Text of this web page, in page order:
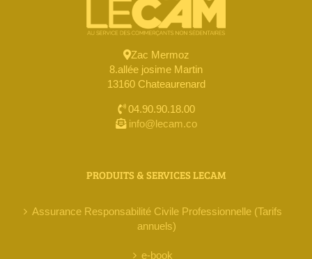
Zac Mermoz
8.allée josime Martin
13160 Chateaurenard
04.90.90.18.00
info@lecam.co
PRODUITS & SERVICES LECAM
Assurance Responsabilité Civile Professionnelle (Tarifs
annuels)
e-book